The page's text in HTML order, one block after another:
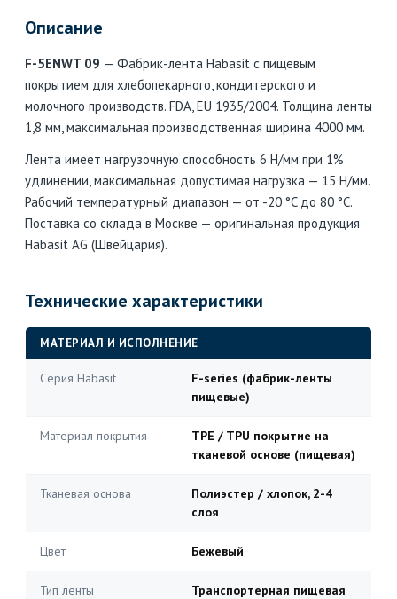
Описание
F-5ENWT 09 — Фабрик-лента Habasit с пищевым
покрытием для хлебопекарного, кондитерского и
молочного производств. FDA, EU 1935/2004. Толщина ленты
1,8 мм, максимальная производственная ширина 4000 мм.
Лента имеет нагрузочную способность 6 Н/мм при 1%
удлинении, максимальная допустимая нагрузка — 15 Н/мм.
Рабочий температурный диапазон — от -20 °C до 80 °C.
Поставка со склада в Москве — оригинальная продукция
Habasit AG (Швейцария).
Технические характеристики
МАТЕРИАЛ И ИСПОЛНЕНИЕ
Серия Habasit
F-series (фабрик-ленты
пищевые)
Материал покрытия
TPE / TPU покрытие на
тканевой основе (пищевая)
Тканевая основа
Полиэстер / хлопок, 2-4
слоя
Цвет Бежевый
Тип ленты
Транспортерная пищевая